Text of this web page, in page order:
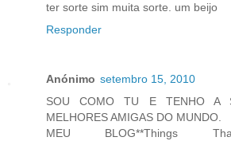
ter sorte sim muita sorte. um beijo
Responder
Anónimo setembro 15, 2010
SOU COMO TU E TENHO A
MELHORES AMIGAS DO MUNDO.
MEU BLOG**Things